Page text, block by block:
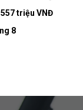
triệu VNĐ
8